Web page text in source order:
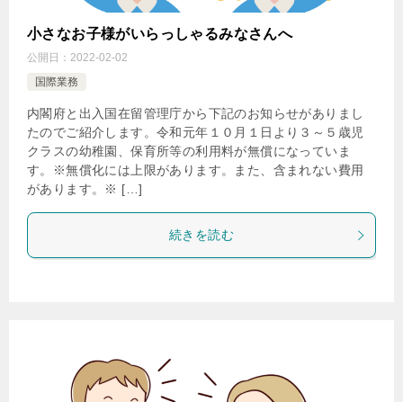
小さなお子様がいらっしゃるみなさんへ
公開日： 2022-02-02
国際業務
内閣府と出入国在留管理庁から下記のお知らせがありまし
たのでご紹介します。令和元年１０月１日より３～５歳児
クラスの幼稚園、保育所等の利用料が無償になっていま
す。※無償化には上限があります。また、含まれない費用
があります。※ […]
続きを読む